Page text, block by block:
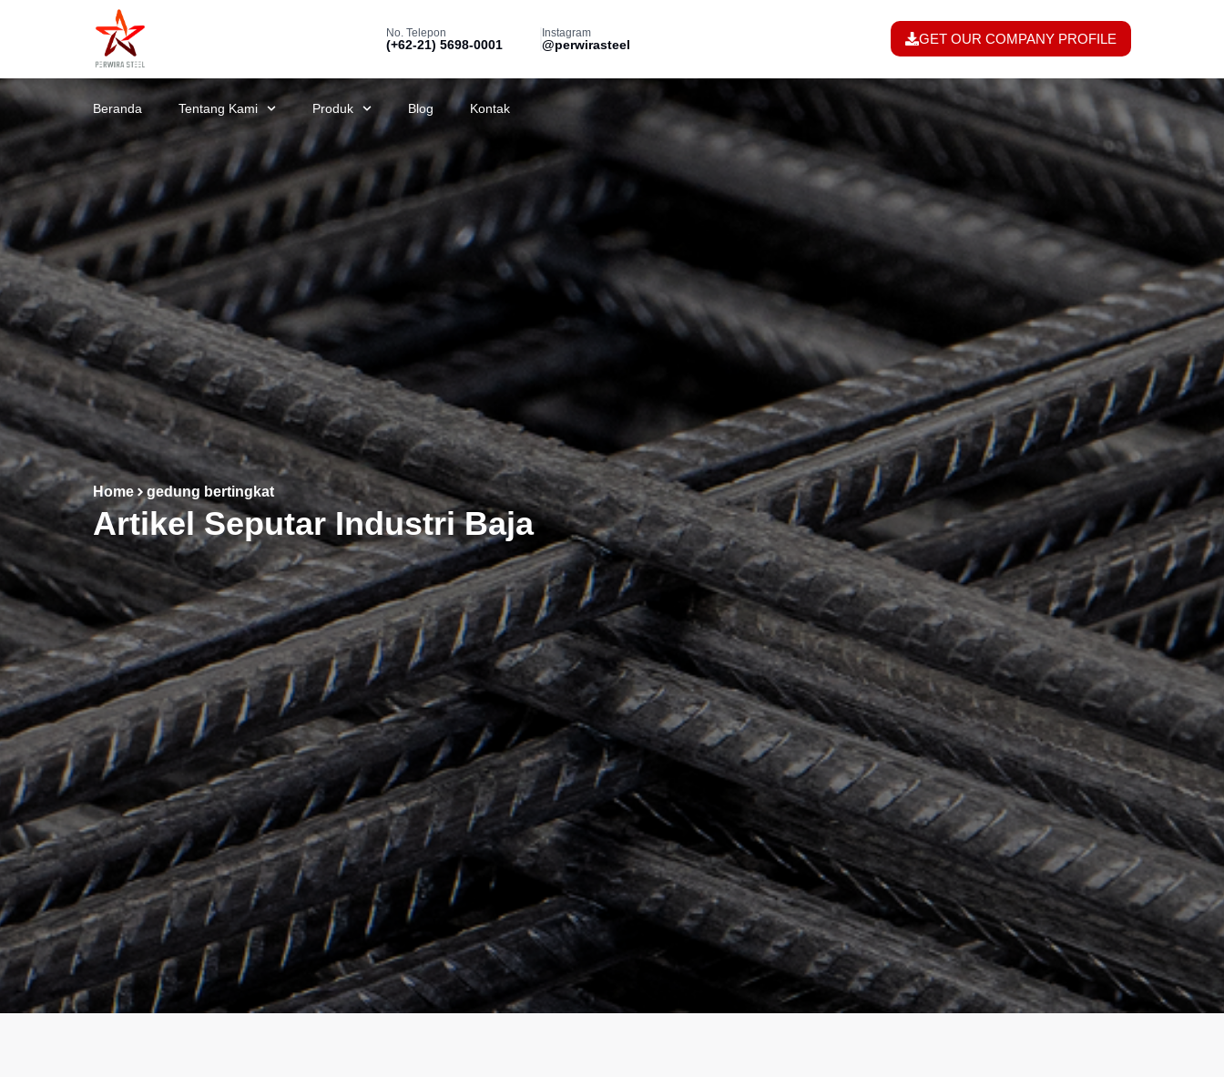
No. Telepon
(+62-21) 5698-0001
Instagram
@perwirasteel GET OUR COMPANY PROFILE
Beranda Tentang Kami Produk Blog Kontak
Home gedung bertingkat
Artikel Seputar Industri Baja